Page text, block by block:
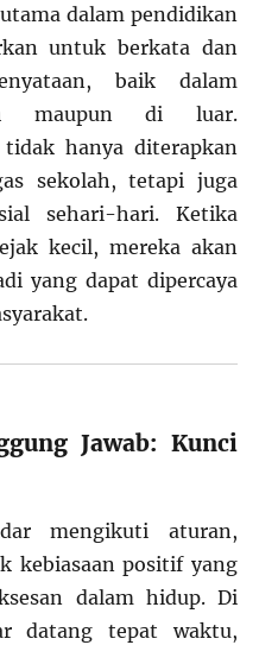
dalam pendidikan
untuk berkata dan
baik dalam
maupun di luar.
hanya diterapkan
sekolah, tetapi juga
sehari-hari. Ketika
kecil, mereka akan
yang dapat dipercaya
Jawab: Kunci
mengikuti aturan,
kebiasaan positif yang
dalam hidup. Di
datang tepat waktu,